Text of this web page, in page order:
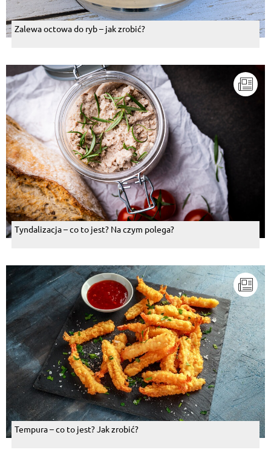
Zalewa octowa do ryb – jak zrobić?
Tyndalizacja – co to jest? Na czym polega?
Tempura – co to jest? Jak zrobić?